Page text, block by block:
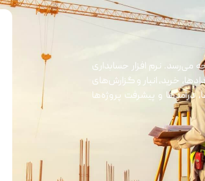
می‌رسد. نرم افزار حسابداری
خرید، انبار و گزارش‌های
و پیشرفت پروژه‌ها